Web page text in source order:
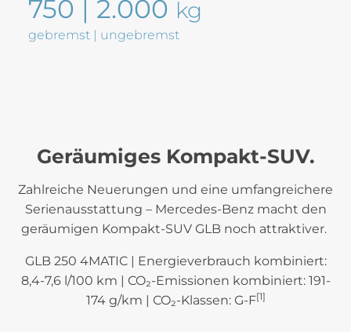
750 | 2.000 kg
gebremst | ungebremst
Geräumiges Kompakt-SUV.
Zahlreiche Neuerungen und eine umfangreichere
Serienausstattung – Mercedes-Benz macht den
geräumigen Kompakt-SUV GLB noch attraktiver.
GLB 250 4MATIC | Energieverbrauch kombiniert:
8,4-7,6 l/100 km | CO₂-Emissionen kombiniert: 191-
174 g/km | CO₂-Klassen: G-F[1]